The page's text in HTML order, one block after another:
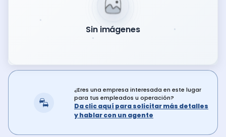
Sin imágenes
¿Eres una empresa interesada en este lugar
para tus empleados u operación?
Da clic aquí para solicitar más detalles
y hablar con un agente